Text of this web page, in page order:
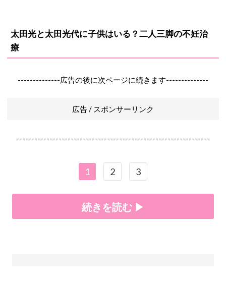
太田光と太田光代に子供はいる？二人三脚の不妊治
療
--------------広告の後に次ページに続きます--------------
広告 / スポンサーリンク
----------------------------------------------------------------
1 2 3
続きを読む ▶